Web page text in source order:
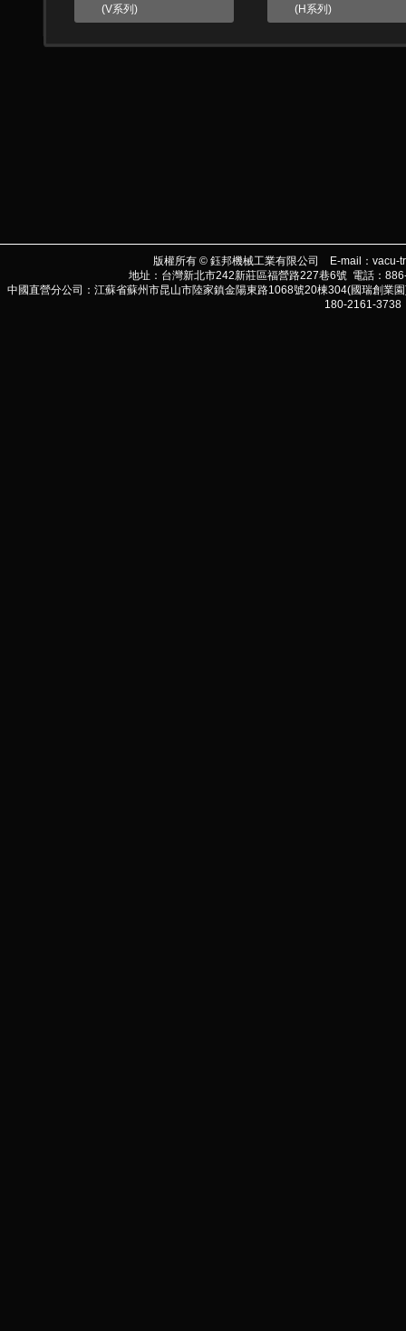
(V系列)
(H系列)
版權所有 © 鈺邦機械工業有限公司 E-mail： vacu-
地址：台灣新北市242新莊區福營路227巷6號 電話：
中國直營分公司：江蘇省蘇州市昆山市陸家鎮金陽東路1068號20棟304(國瑞創
180-2161-3738